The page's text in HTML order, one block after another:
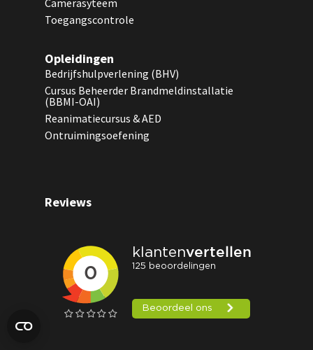
Toegangscontrole
Opleidingen
Bedrijfshulpverlening (BHV)
Cursus Beheerder Brandmeldinstallatie
(BBMI-OAI)
Reanimatiecursus & AED
Ontruimingsoefening
Reviews